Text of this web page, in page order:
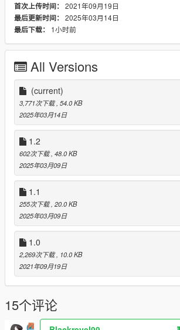
- More Palm Trees
- New Construction Zone
- New Traffic Cones
1.2
- Ymap & XML Files
- More Street Lights
1.1
- More Palm Trees
- Utool Stands in parking lot
- fixed a few trees
首次上传时间： 2021年09月19日
最后更新时间： 2025年03月14日
最后下载：
1小时前
All Versions
(current)
3,771次下载 , 54.0 KB
2025年03月14日
1.2
602次下载 , 48.0 KB
2025年03月09日
1.1
255次下载 , 20.0 KB
2025年03月09日
1.0
2,269次下载 , 10.0 KB
2021年09月19日
15个评论